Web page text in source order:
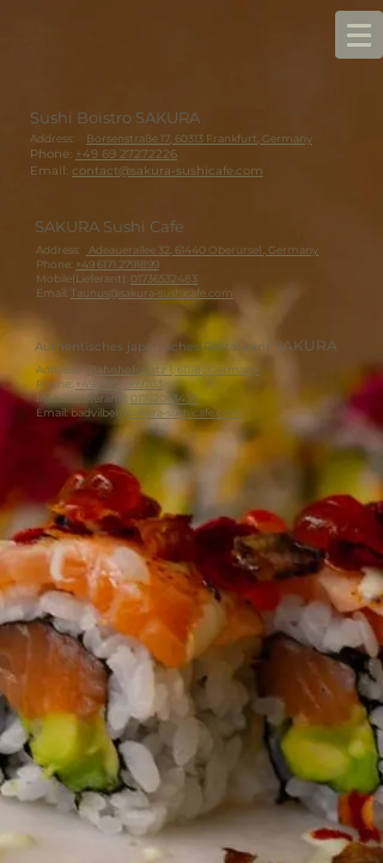
Sushi Boistro SAKURA
Address:
Phone: +49 69 27272226
Email: contact@sakura-sushicafe.com
Börsenstraße 17, 60313 Frankfurt, Germany
Address:
Phone: +49 6171 2791899
Mobile(Lieferant): 01736532483
Email:
Taunus@sakura-sushicafe.com
Adeauerallee 32, 61440 Oberursel , Germany
SAKURA Sushi Cafe
Authentisches japanisches Restaurant SAKURA
Address:
Phone: +49 6101 5969703
Mobile(Lieferant): 01742063438
Email: badvilbel @sakura-sushicafe.com
Bahnhofsplatz 1, 61118 , Germany